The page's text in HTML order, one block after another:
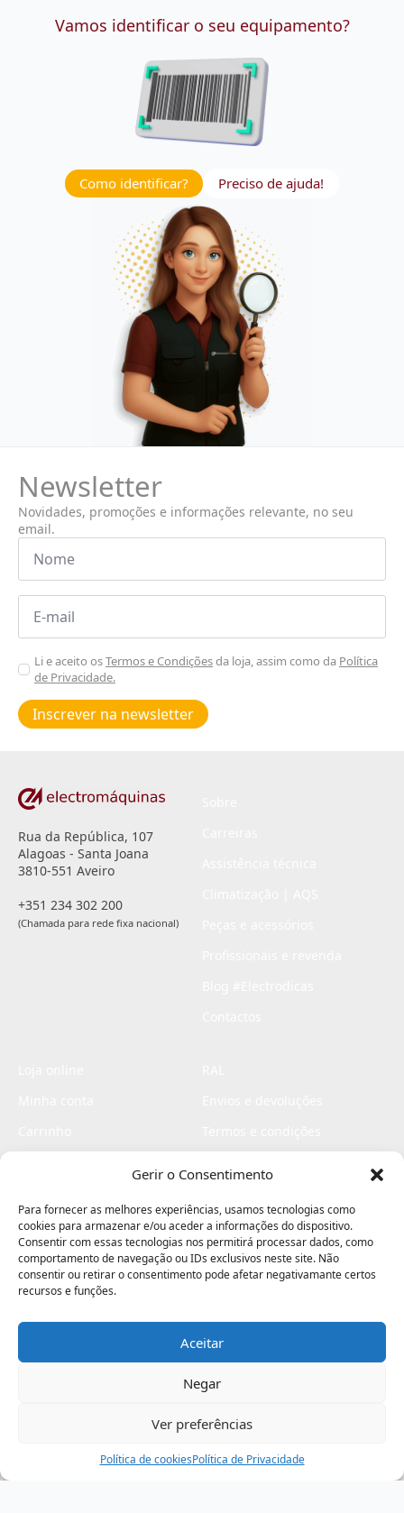
Gerir o Consentimento
Para fornecer as melhores experiências, usamos tecnologias como
cookies para armazenar e/ou aceder a informações do dispositivo.
Consentir com essas tecnologias nos permitirá processar dados, como
comportamento de navegação ou IDs exclusivos neste site. Não
consentir ou retirar o consentimento pode afetar negativamante certos
recursos e funções.
Aceitar
Negar
Ver preferências
Política de cookiesPolítica de Privacidade
Vamos identificar o seu equipamento?
Como identificar? Preciso de ajuda!
Newsletter
Novidades, promoções e informações relevante, no seu
email.
Nome
Email
Aceitar
Poiticas
de
privacidade
Li e aceito osTermos e Condiçõesda loja, assim como da Política
de Privacidade.
Inscrever na newsletter
Rua da República, 107
Alagoas - Santa Joana
3810-551 Aveiro
+351 234 302 200
(Chamada para rede fixa nacional)
Livro de elogios
Electromaquinas ©2026
contágio - agência criativa
Assistência Ajuda Minha Conta